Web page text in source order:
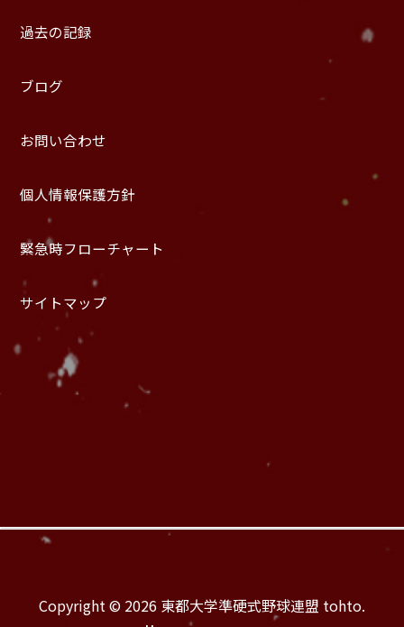
過去の記録
ブログ
お問い合わせ
個人情報保護方針
緊急時フローチャート
サイトマップ
Copyright © 2026 東都大学準硬式野球連盟 tohto.